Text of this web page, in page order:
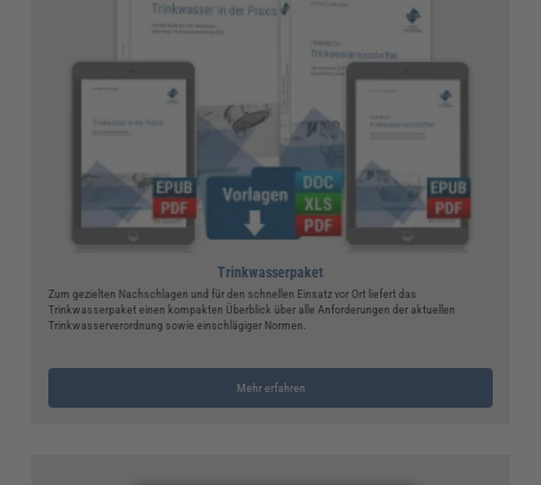
Trinkwasserpaket
Zum gezielten Nachschlagen und für den schnellen Einsatz vor Ort liefert das
Trinkwasserpaket einen kompakten Überblick über alle Anforderungen der aktuellen
Trinkwasserverordnung sowie einschlägiger Normen.
Mehr erfahren